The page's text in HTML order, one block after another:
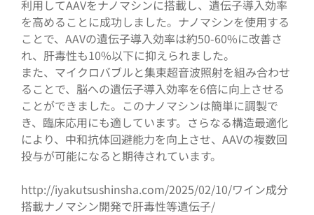
利用してAAVをナノマシンに搭載し、遺伝子導入効率
を高めることに成功しました。ナノマシンを使用する
ことで、AAVの遺伝子導入効率は約50-60%に改善さ
れ、肝毒性も10%以下に抑えられました。
また、マイクロバブルと集束超音波照射を組み合わせ
ることで、脳への遺伝子導入効率を6倍に向上させる
ことができました。このナノマシンは簡単に調製で
き、臨床応用にも適しています。さらなる構造最適化
により、中和抗体回避能力を向上させ、AAVの複数回
投与が可能になると期待されています。
http://iyakutsushinsha.com/2025/02/10/ワイン成分
搭載ナノマシン開発で肝毒性等遺伝子/